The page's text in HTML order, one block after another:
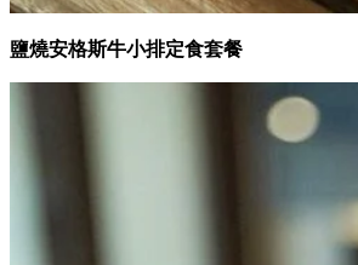
鹽燒安格斯牛小排定食套餐